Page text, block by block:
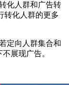
化人群和广告转
转化人群的更多
定向人群集合和
展现广告。